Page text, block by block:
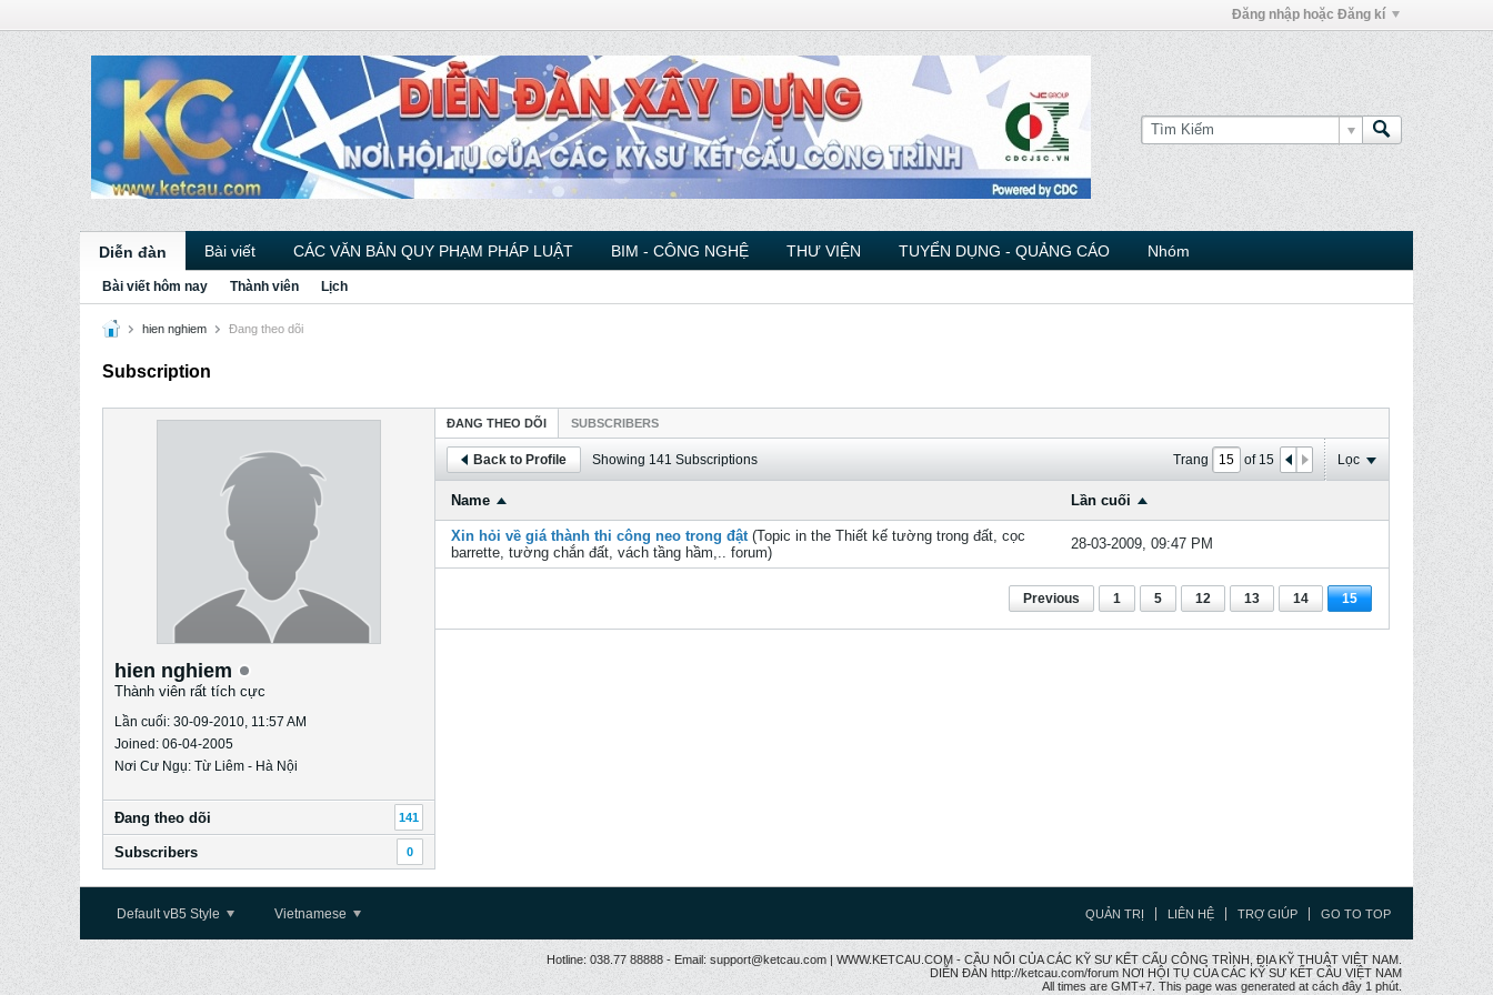
Đăng nhập hoặc Đăng kí
Diễn đàn Bài viết CÁC VĂN BẢN QUY PHẠM PHÁP LUẬT BIM - CÔNG NGHỆ THƯ VIỆN TUYỂN DỤNG - QUẢNG CÁO Nhóm
Bài viết hôm nay Thành viên Lịch
hien nghiem Ðang theo dõi
Subscription
hien nghiem
Thành viên rất tích cực
Lần cuối: 30-09-2010, 11:57 AM
Joined: 06-04-2005
Nơi Cư Ngụ: Từ Liêm - Hà Nội
Ðang theo dõi 141
Subscribers 0
ÐANG THEO DÕI SUBSCRIBERS
Back to Profile Showing 141 Subscriptions Trang of 15 Lọc
Name Lần cuối
Xin hỏi về giá thành thi công neo trong đật (Topic in the Thiết kế tường trong đất, cọc
barrette, tường chắn đất, vách tầng hầm,.. forum)
28-03-2009, 09:47 PM
Previous 1 5 12 13 14 15
Default vB5 Style Vietnamese QUẢN TRỊ LIÊN HỆ TRỢ GIÚP GO TO TOP
Hotline: 038.77 88888 - Email: support@ketcau.com | WWW.KETCAU.COM - CẦU NỐI CỦA CÁC KỸ SƯ KẾT CẤU CÔNG TRÌNH, ĐỊA KỸ THUẬT VIỆT NAM.
DIỄN ĐÀN http://ketcau.com/forum NƠI HỘI TỤ CỦA CÁC KỸ SƯ KẾT CÂU VIỆT NAM
All times are GMT+7. This page was generated at cách đây 1 phút.